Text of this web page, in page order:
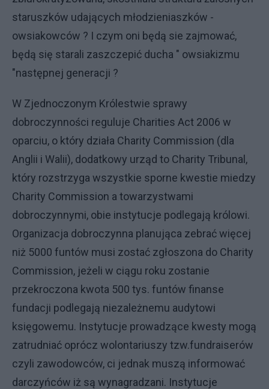
staruszków udających młodzieniaszków -
owsiakowców ? I czym oni będą sie zajmować,
będą się starali zaszczepić ducha " owsiakizmu
"następnej generacji ?
W Zjednoczonym Królestwie sprawy
dobroczynności reguluje Charities Act 2006 w
oparciu, o który działa Charity Commission (dla
Anglii i Walii), dodatkowy urząd to Charity Tribunal,
który rozstrzyga wszystkie sporne kwestie miedzy
Charity Commission a towarzystwami
dobroczynnymi, obie instytucje podlegają królowi.
Organizacja dobroczynna planująca zebrać więcej
niż 5000 funtów musi zostać zgłoszona do Charity
Commission, jeżeli w ciągu roku zostanie
przekroczona kwota 500 tys. funtów finanse
fundacji podlegają niezależnemu audytowi
księgowemu. Instytucje prowadzące kwesty mogą
zatrudniać oprócz wolontariuszy tzw.fundraiserów
czyli zawodowców, ci jednak muszą informować
darczyńców iż są wynagradzani. Instytucje